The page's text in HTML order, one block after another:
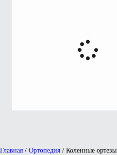
Главная / Ортопедия / Коленные ортезы